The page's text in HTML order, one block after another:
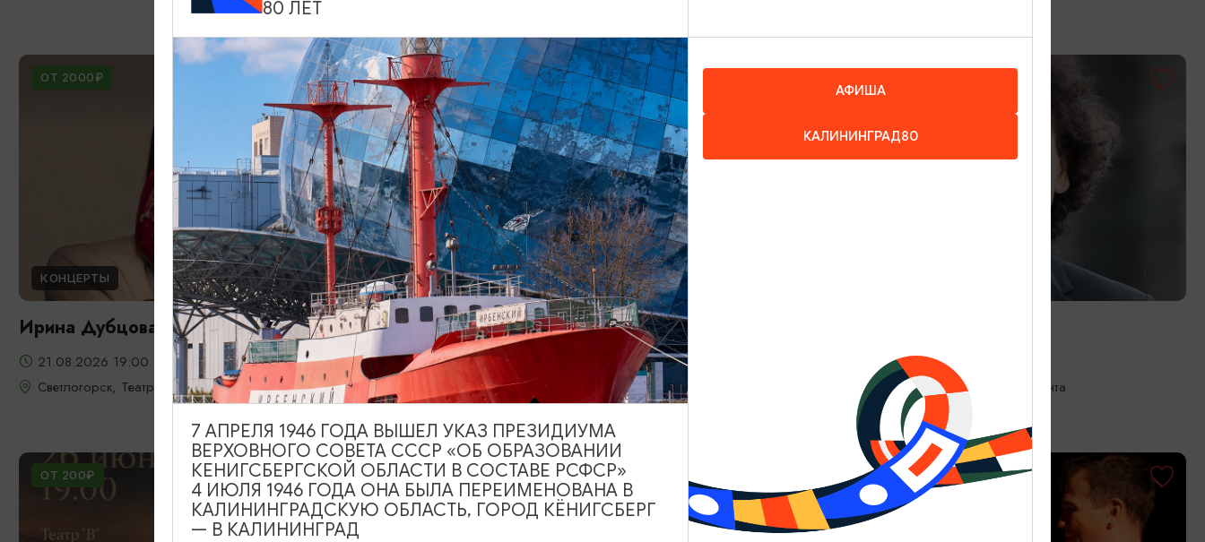
ОТ 2000₽
КОНЦЕРТЫ
Ирина Дубцова
21.08.2026 19:00
Светлогорск, Театр эстрады «Янтарь-холл»
ОТ 60₽
ВЫСТАВКИ
Солнечное притяжение
21.08.2026 - 20.09.2026
Калининград, Музей янтаря
21.08.2026 19:00
Калининград, Собор на острове Канта
ОТ 200₽ ОТ 500₽ ОТ 1200₽
80 ЛЕТ
АФИША
КАЛИНИНГРАД80
7 АПРЕЛЯ 1946 ГОДА ВЫШЕЛ УКАЗ ПРЕЗИДИУМА
ВЕРХОВНОГО СОВЕТА СССР «ОБ ОБРАЗОВАНИИ
КЕНИГСБЕРГСКОЙ ОБЛАСТИ В СОСТАВЕ РСФСР»
4 ИЮЛЯ 1946 ГОДА ОНА БЫЛА ПЕРЕИМЕНОВАНА В
КАЛИНИНГРАДСКУЮ ОБЛАСТЬ, ГОРОД КЁНИГСБЕРГ
— В КАЛИНИНГРАД